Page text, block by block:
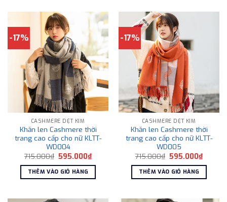
-17%
CASHMERE DỆT KIM
Khăn len Cashmere thời
trang cao cấp cho nữ KLTT-
WD004
715.000₫ Giá
là:
715.000₫.
595.000₫Giá
hiện
tại
595.000₫.
THÊM VÀO GIỎ HÀNG
-17%
CASHMERE DỆT KIM
Khăn len Cashmere thời
trang cao cấp cho nữ KLTT-
WD005
715.000₫ Giá
là:
715.000₫.
595.000₫Giá
hiện
tại
THÊM VÀO GIỎ HÀNG